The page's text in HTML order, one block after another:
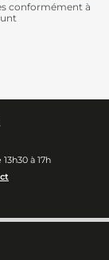
conformément à
à 17h